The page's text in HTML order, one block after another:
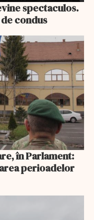
spectaculos.
condus
în Parlament:
perioadelor